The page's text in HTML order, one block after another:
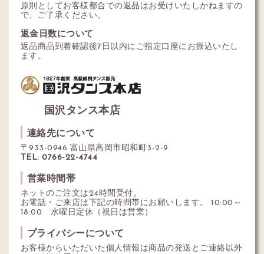
原則としてお客様都合での返品はお受けいたしかねますの
で、ご了承ください。
返金日数について
返品商品到着確認後7日以内にご指定口座にお振込いたし
ます。
国沢タンス本店
連絡先について
〒933-0946 富山県高岡市昭和町3-2-9
TEL: 0766-22-4744
営業時間帯
ネットのご注文は24時間受付。
お電話・ご来店は下記の時間帯にお願いします。 10:00～
18:00 水曜日定休（祝日は営業）
プライバシーについて
お客様からいただいた個人情報は商品の発送とご連絡以外